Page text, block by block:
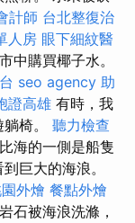
計師 台北整復治
人房 眼下細紋醫
中購買椰子水。
seo agency 助
證高雄 有時，我
椅。 聽力檢查
海的一側是船隻
巨大的海浪。
外燴 餐點外燴
石被海浪洗滌，